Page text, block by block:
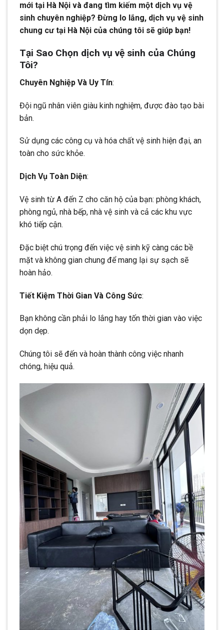
mới tại Hà Nội và đang tìm kiếm một dịch vụ vệ
sinh chuyên nghiệp? Đừng lo lắng, dịch vụ vệ sinh
chung cư tại Hà Nội của chúng tôi sẽ giúp bạn!
Tại Sao Chọn dịch vụ vệ sinh của Chúng
Tôi?
Chuyên Nghiệp Và Uy Tín:
Đội ngũ nhân viên giàu kinh nghiệm, được đào tạo bài
bản.
Sử dụng các công cụ và hóa chất vệ sinh hiện đại, an
toàn cho sức khỏe.
Dịch Vụ Toàn Diện:
Vệ sinh từ A đến Z cho căn hộ của bạn: phòng khách,
phòng ngủ, nhà bếp, nhà vệ sinh và cả các khu vực
khó tiếp cận.
Đặc biệt chú trọng đến việc vệ sinh kỹ càng các bề
mặt và không gian chung để mang lại sự sạch sẽ
hoàn hảo.
Tiết Kiệm Thời Gian Và Công Sức:
Bạn không cần phải lo lắng hay tốn thời gian vào việc
dọn dẹp.
Chúng tôi sẽ đến và hoàn thành công việc nhanh
chóng, hiệu quả.